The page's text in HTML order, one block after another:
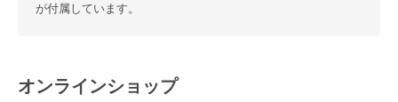
が付属しています。
オンラインショップ